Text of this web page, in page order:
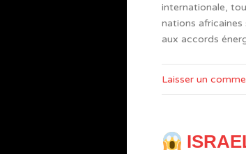
internationale,
nations africaines
aux accords
Laisser un